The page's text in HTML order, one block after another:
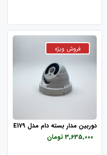
دوربین مدار بسته دام مدل E179
3,635,000 تومان